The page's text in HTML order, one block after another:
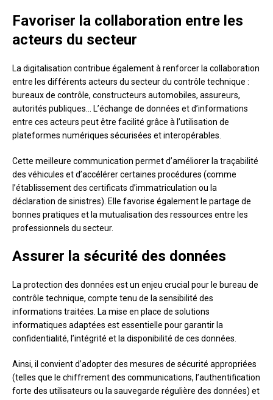
Favoriser la collaboration entre les
acteurs du secteur
La digitalisation contribue également à renforcer la collaboration
entre les différents acteurs du secteur du contrôle technique :
bureaux de contrôle, constructeurs automobiles, assureurs,
autorités publiques… L’échange de données et d’informations
entre ces acteurs peut être facilité grâce à l’utilisation de
plateformes numériques sécurisées et interopérables.
Cette meilleure communication permet d’améliorer la traçabilité
des véhicules et d’accélérer certaines procédures (comme
l’établissement des certificats d’immatriculation ou la
déclaration de sinistres). Elle favorise également le partage de
bonnes pratiques et la mutualisation des ressources entre les
professionnels du secteur.
Assurer la sécurité des données
La protection des données est un enjeu crucial pour le bureau de
contrôle technique, compte tenu de la sensibilité des
informations traitées. La mise en place de solutions
informatiques adaptées est essentielle pour garantir la
confidentialité, l’intégrité et la disponibilité de ces données.
Ainsi, il convient d’adopter des mesures de sécurité appropriées
(telles que le chiffrement des communications, l’authentification
forte des utilisateurs ou la sauvegarde régulière des données) et